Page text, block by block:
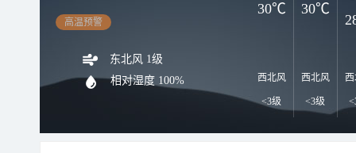
高温预警
东北风 1级
相对湿度 100% 西北风
<3级
西北风
<3级
30℃ 30℃